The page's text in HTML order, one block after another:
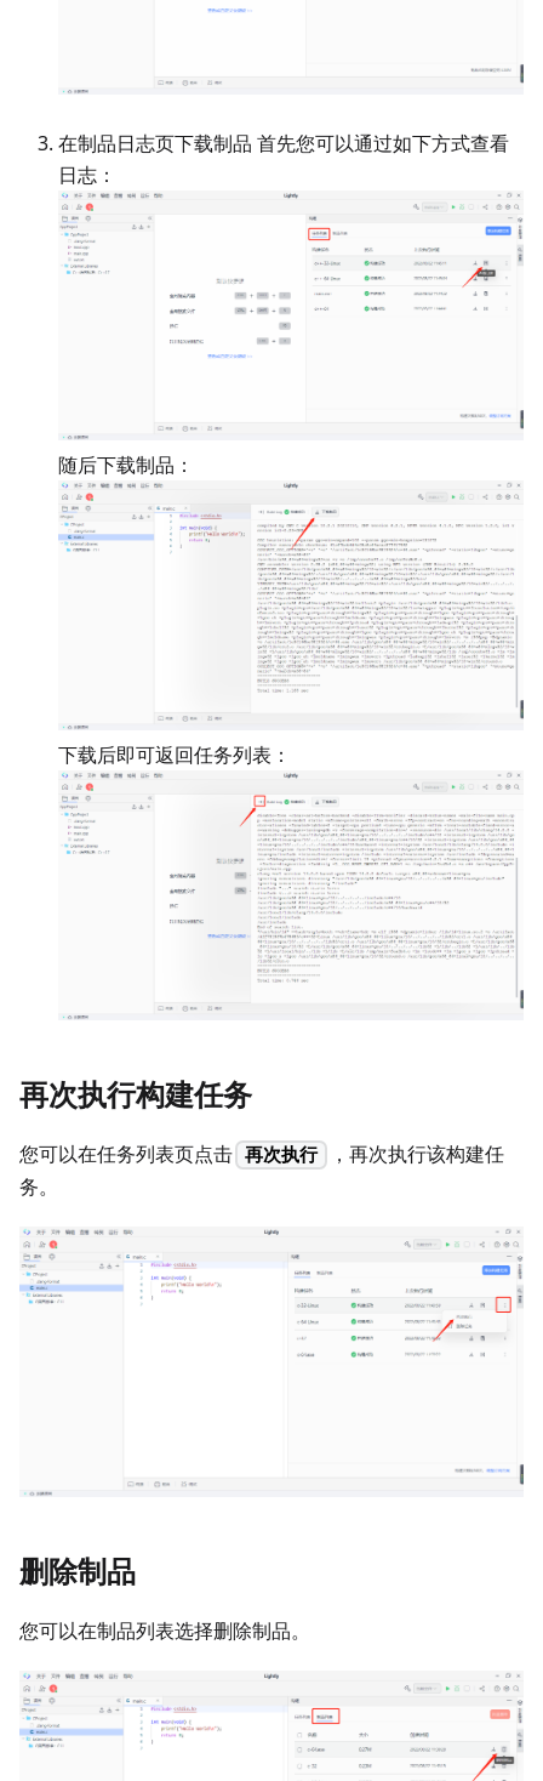
在制品日志页下载制品 首先您可以通过如下方式查看
日志：
随后下载制品：
下载后即可返回任务列表：
再次执行构建任务
您可以在任务列表页点击 再次执行
，再次执行该构建任
务。
删除制品
您可以在制品列表选择删除制品。